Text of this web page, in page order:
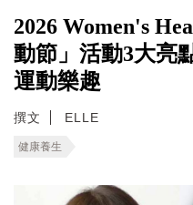
2026 Women's
動節」活動3大亮
運動樂趣
撰文 ELLE
健康養生